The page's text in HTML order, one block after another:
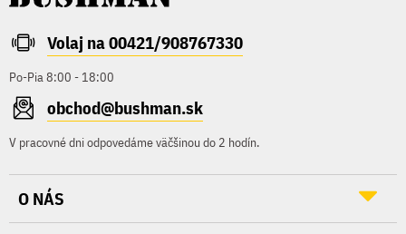
Volaj na 00421/908767330
Po-Pia 8:00 - 18:00
obchod@bushman.sk
V pracovné dni odpovedáme väčšinou do 2 hodín.
O NÁS